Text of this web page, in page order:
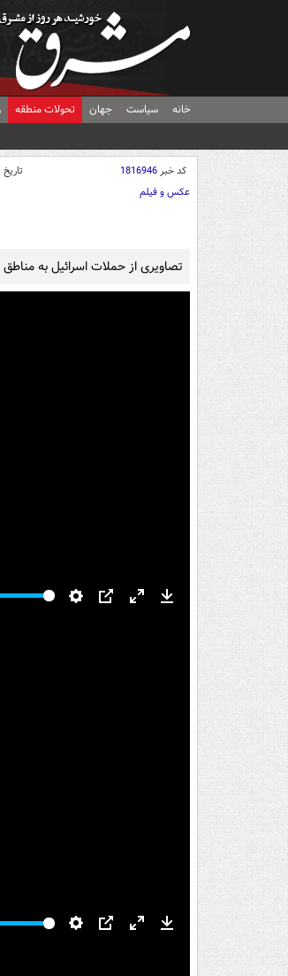
خانه سیاست جهان تحولات منطقه
کد خبر1816946 تاریخ
عکس و فیلم
تصاویری از حملات اسرائیل به